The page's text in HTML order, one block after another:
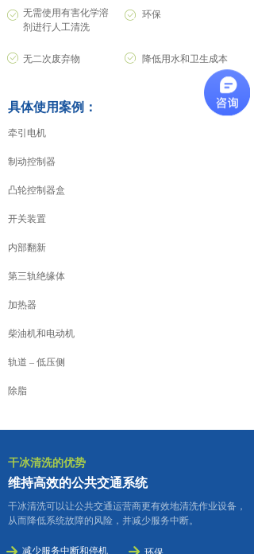
减少服务中断和停机
干冰清洗可以让公共交通运营商更有效地清洗作业设备，
从而降低系统故障的风险，并减少服务中断。
干冰清洗的优势
维持高效的公共交通系统
牵引电机
制动控制器
凸轮控制器盒
开关装置
内部翻新
第三轨绝缘体
加热器
柴油机和电动机
轨道 – 低压侧
除脂
具体使用案例：
无需使用有害化学溶
剂进行人工清洗
降低用水和卫生成本
无二次废弃物
环保
ꂒ ꂒ
ꂒ ꂒ